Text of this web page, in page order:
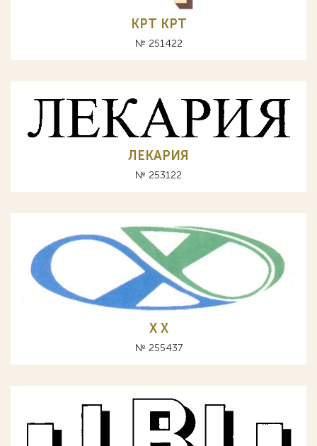
КРТ KPT
№ 251422
ЛЕКАРИЯ
№ 253122
Х X
№ 255437